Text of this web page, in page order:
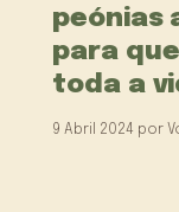
peónias
para
toda a
9 Abril 2024 por